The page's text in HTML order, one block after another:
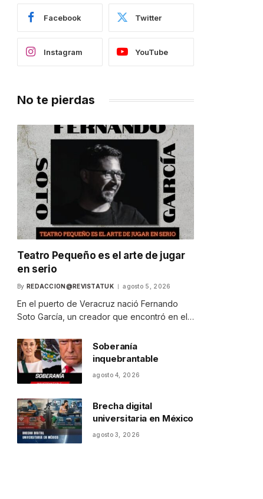
Facebook Twitter
Instagram YouTube
No te pierdas
Teatro Pequeño es el arte de jugar
en serio
By REDACCION@REVISTATUK agosto 5, 2026
En el puerto de Veracruz nació Fernando
Soto García, un creador que encontró en el…
Soberanía
inquebrantable
agosto 4, 2026
Brecha digital
universitaria en México
agosto 3, 2026